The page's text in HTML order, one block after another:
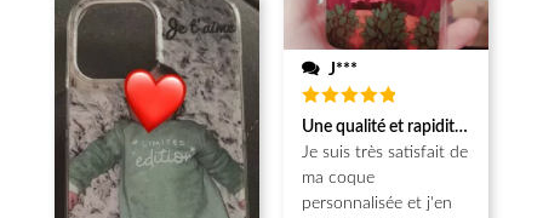
J***
Note5
sur 5
Une qualité et rapidité au top!
Je suis très satisfait de
ma coque
personnalisée et j'en